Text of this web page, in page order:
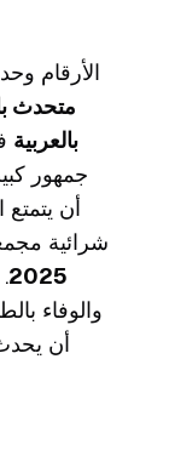
الأرقام
متحدث
بالعربية
جمهور
أن يتمتع
شرائية
2025
والوفاء
أن